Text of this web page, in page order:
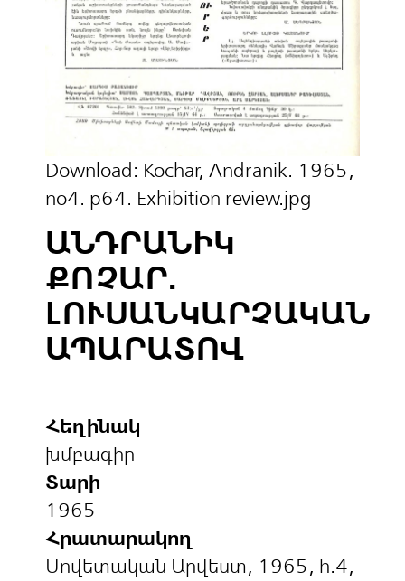
Download: Kochar, Andranik. 1965,
no4. p64. Exhibition review.jpg
ԱՆԴՐԱՆԻԿ
ՔՈՉԱՐ.
ԼՈՒՍԱՆԿԱՐՉԱԿԱՆ
ԱՊԱՐԱՏՈՎ
Հեղինակ
խմբագիր
Տարի
1965
Հրատարակող
Սովետական Արվեստ, 1965, հ.4,